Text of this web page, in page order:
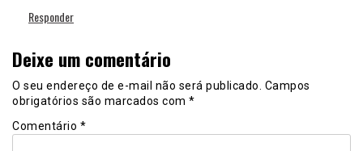
Responder
Deixe um comentário
O seu endereço de e-mail não será publicado. Campos
obrigatórios são marcados com *
Comentário *